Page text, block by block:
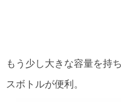
もう少し大きな容量を持
スボトルが便利。